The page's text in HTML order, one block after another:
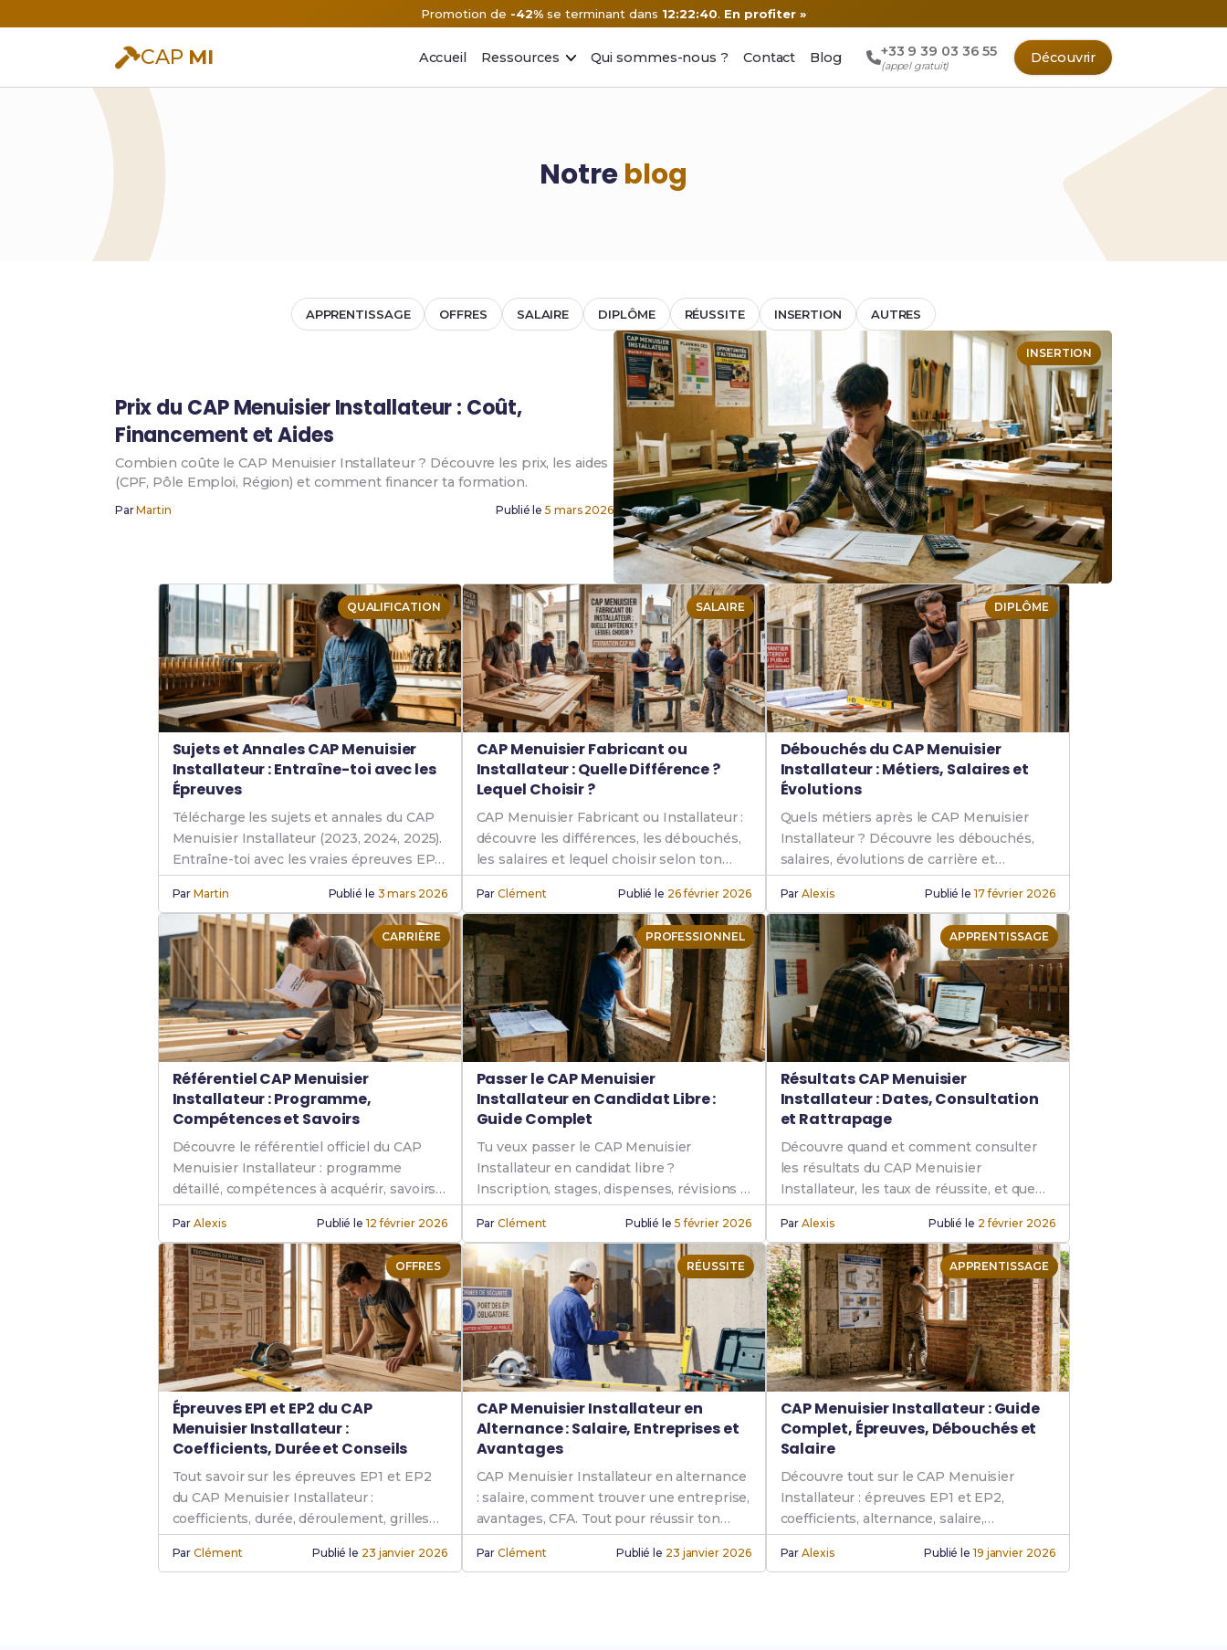
Promotion de -42% se terminant dans 12:22:39. En profiter »
CAP MI Accueil Ressources Qui sommes-nous ? Contact Blog +33 9 39 03 36 55
(appel gratuit)
Découvrir
Notreblog
APPRENTISSAGE OFFRES SALAIRE DIPLÔME RÉUSSITE INSERTION AUTRES
Prix du CAP Menuisier Installateur : Coût,
Financement et Aides
Combien coûte le CAP Menuisier Installateur ? Découvre les prix, les aides
(CPF, Pôle Emploi, Région) et comment financer ta formation.
ParMartin Publié le5 mars 2026
INSERTION
QUALIFICATION
Sujets et Annales CAP Menuisier
Installateur : Entraîne-toi avec les
Épreuves
Télécharge les sujets et annales du CAP
Menuisier Installateur (2023, 2024, 2025).
Entraîne-toi avec les vraies épreuves EP1
et EP2 pour réussir ton examen.
ParMartin Publié le 3 mars 2026
SALAIRE
CAP Menuisier Fabricant ou
Installateur : Quelle Différence ?
Lequel Choisir ?
CAP Menuisier Fabricant ou Installateur :
découvre les différences, les débouchés,
les salaires et lequel choisir selon ton
profil et tes envies.
ParClément Publié le 26 février 2026
DIPLÔME
Débouchés du CAP Menuisier
Installateur : Métiers, Salaires et
Évolutions
Quels métiers après le CAP Menuisier
Installateur ? Découvre les débouchés,
salaires, évolutions de carrière et
poursuites d'études possibles.
ParAlexis Publié le 17 février 2026
CARRIÈRE
Référentiel CAP Menuisier
Installateur : Programme,
Compétences et Savoirs
Découvre le référentiel officiel du CAP
Menuisier Installateur : programme
détaillé, compétences à acquérir, savoirs
associés et matières enseignées.
ParAlexis Publié le 12 février 2026
PROFESSIONNEL
Passer le CAP Menuisier
Installateur en Candidat Libre :
Guide Complet
Tu veux passer le CAP Menuisier
Installateur en candidat libre ?
Inscription, stages, dispenses, révisions :
tout ce qu'il faut savoir pour réussir.
ParClément Publié le 5 février 2026
APPRENTISSAGE
Résultats CAP Menuisier
Installateur : Dates, Consultation
et Rattrapage
Découvre quand et comment consulter
les résultats du CAP Menuisier
Installateur, les taux de réussite, et que
faire en cas d'échec ou de rattrapage.
ParAlexis Publié le 2 février 2026
OFFRES
Épreuves EP1 et EP2 du CAP
Menuisier Installateur :
Coefficients, Durée et Conseils
Tout savoir sur les épreuves EP1 et EP2
du CAP Menuisier Installateur :
coefficients, durée, déroulement, grilles
d'évaluation et conseils pour réussir.
ParClément Publié le 23 janvier 2026
RÉUSSITE
CAP Menuisier Installateur en
Alternance : Salaire, Entreprises et
Avantages
CAP Menuisier Installateur en alternance
: salaire, comment trouver une entreprise,
avantages, CFA. Tout pour réussir ton
apprentissage.
ParClément Publié le 23 janvier 2026
APPRENTISSAGE
CAP Menuisier Installateur : Guide
Complet, Épreuves, Débouchés et
Salaire
Découvre tout sur le CAP Menuisier
Installateur : épreuves EP1 et EP2,
coefficients, alternance, salaire,
débouchés. Guide complet pour réussir ta
formation.
ParAlexis Publié le 19 janvier 2026